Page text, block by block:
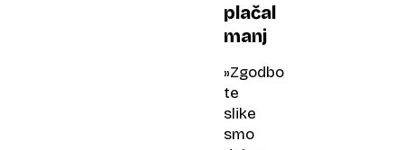
plačal
manj
»Zgodbo
te
slike
smo